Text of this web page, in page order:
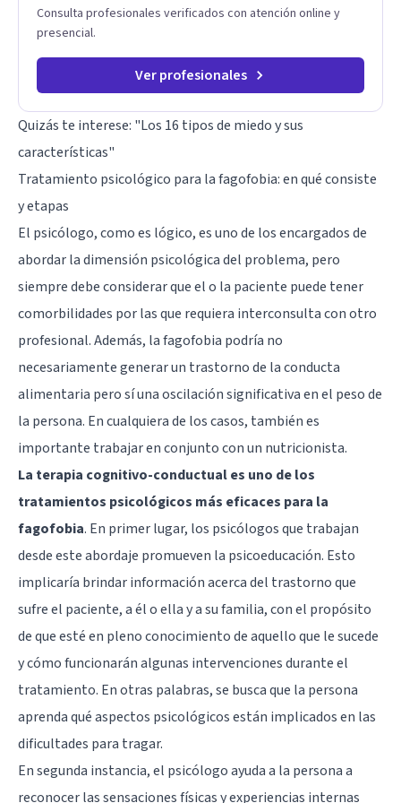
Consulta profesionales verificados con atención online y
presencial.
Ver profesionales
Quizás te interese: "Los 16 tipos de miedo y sus
características"
Tratamiento psicológico para la fagofobia: en qué consiste
y etapas
El psicólogo, como es lógico, es uno de los encargados de
abordar la dimensión psicológica del problema, pero
siempre debe considerar que el o la paciente puede tener
comorbilidades por las que requiera interconsulta con otro
profesional. Además, la fagofobia podría no
necesariamente generar un trastorno de la conducta
alimentaria pero sí una oscilación significativa en el peso de
la persona. En cualquiera de los casos, también es
importante trabajar en conjunto con un nutricionista.
La terapia cognitivo-conductuales uno de los
tratamientos psicológicos más eficaces para la
fagofobia. En primer lugar, los psicólogos que trabajan
desde este abordaje promueven la psicoeducación. Esto
implicaría brindar información acerca del trastorno que
sufre el paciente, a él o ella y a su familia, con el propósito
de que esté en pleno conocimiento de aquello que le sucede
y cómo funcionarán algunas intervenciones durante el
tratamiento. En otras palabras, se busca que la persona
aprenda qué aspectos psicológicos están implicados en las
dificultades para tragar.
En segunda instancia, el psicólogo ayuda a la persona a
reconocer las sensaciones físicas y experiencias internas